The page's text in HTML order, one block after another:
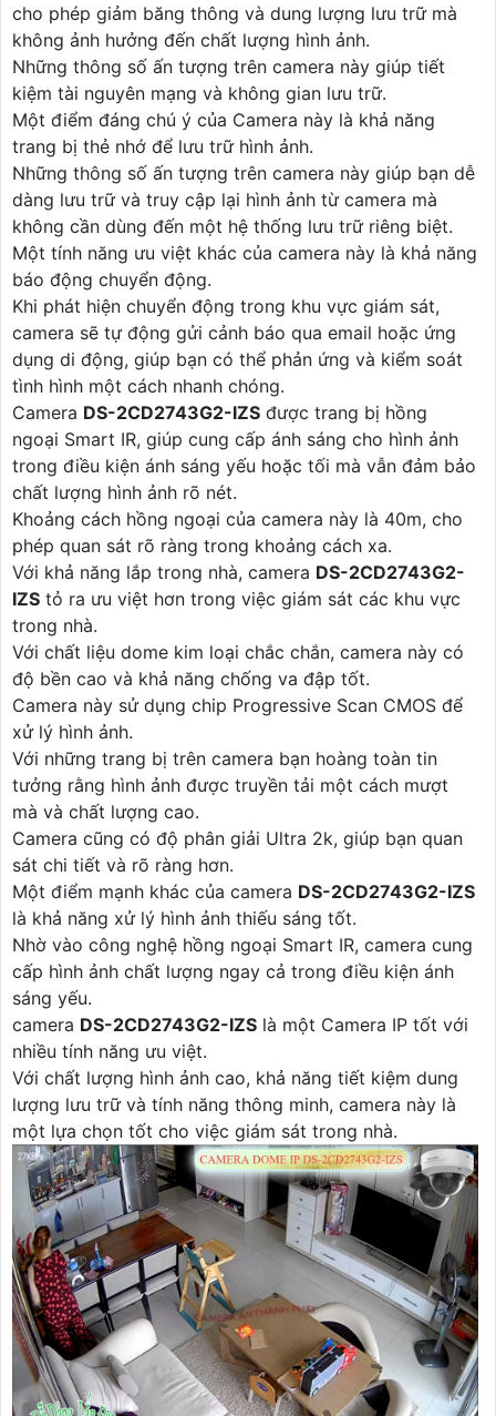
cho phép giảm băng thông và dung lượng lưu trữ mà
không ảnh hưởng đến chất lượng hình ảnh.
Những thông số ấn tượng trên camera này giúp tiết
kiệm tài nguyên mạng và không gian lưu trữ.
Một điểm đáng chú ý của Camera này là khả năng
trang bị thẻ nhớ để lưu trữ hình ảnh.
Những thông số ấn tượng trên camera này giúp bạn dễ
dàng lưu trữ và truy cập lại hình ảnh từ camera mà
không cần dùng đến một hệ thống lưu trữ riêng biệt.
Một tính năng ưu việt khác của camera này là khả năng
báo động chuyển động.
Khi phát hiện chuyển động trong khu vực giám sát,
camera sẽ tự động gửi cảnh báo qua email hoặc ứng
dụng di động, giúp bạn có thể phản ứng và kiểm soát
tình hình một cách nhanh chóng.
Camera DS-2CD2743G2-IZS được trang bị hồng
ngoại Smart IR, giúp cung cấp ánh sáng cho hình ảnh
trong điều kiện ánh sáng yếu hoặc tối mà vẫn đảm bảo
chất lượng hình ảnh rõ nét.
Khoảng cách hồng ngoại của camera này là 40m, cho
phép quan sát rõ ràng trong khoảng cách xa.
Với khả năng lắp trong nhà, camera DS-2CD2743G2-
IZS tỏ ra ưu việt hơn trong việc giám sát các khu vực
trong nhà.
Với chất liệu dome kim loại chắc chắn, camera này có
độ bền cao và khả năng chống va đập tốt.
Camera này sử dụng chip Progressive Scan CMOS để
xử lý hình ảnh.
Với những trang bị trên camera bạn hoàng toàn tin
tưởng rằng hình ảnh được truyền tải một cách mượt
mà và chất lượng cao.
Camera cũng có độ phân giải Ultra 2k, giúp bạn quan
sát chi tiết và rõ ràng hơn.
Một điểm mạnh khác của camera DS-2CD2743G2-IZS
là khả năng xử lý hình ảnh thiếu sáng tốt.
Nhờ vào công nghệ hồng ngoại Smart IR, camera cung
cấp hình ảnh chất lượng ngay cả trong điều kiện ánh
sáng yếu.
camera DS-2CD2743G2-IZS là một Camera IP tốt với
nhiều tính năng ưu việt.
Với chất lượng hình ảnh cao, khả năng tiết kiệm dung
lượng lưu trữ và tính năng thông minh, camera này là
một lựa chọn tốt cho việc giám sát trong nhà.